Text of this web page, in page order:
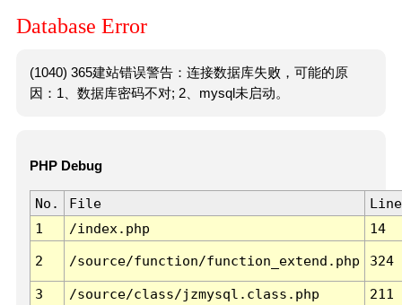
Database Error
(1040) 365建站错误警告：连接数据库失败，可能的原
因：1、数据库密码不对; 2、mysql未启动。
PHP Debug
No. File
Line
1
/index.php 14
2 /source/function/function_extend.php 324
3 /source/class/jzmysql.class.php
211